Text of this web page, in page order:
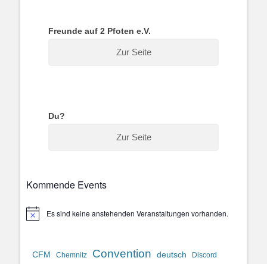
Freunde auf 2 Pfoten e.V.
Zur Seite
Du?
Zur Seite
Kommende Events
HinweisEs sind keine anstehenden Veranstaltungen vorhanden.
CFM Chemnitz Convention deutsch Discord